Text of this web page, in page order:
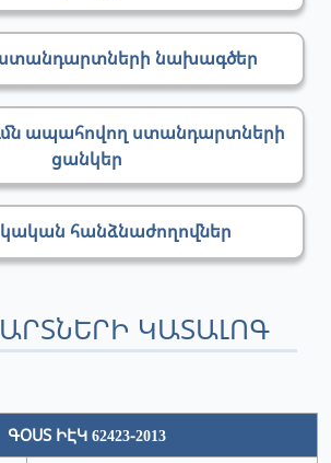
ստանդարտների նախագծեր
ապահովող ստանդարտների
ցանկեր
հանձնաժողովներ
ԿԱՏԱԼՈԳ
ԳՕՍՏ ԻԷԿ 62423-2013